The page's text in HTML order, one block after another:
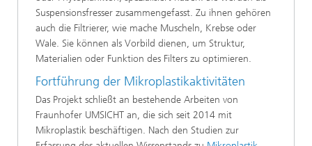
Suspensionsfresser zusammengefasst. Zu ihnen gehören
auch die Filtrierer, wie mache Muscheln, Krebse oder
Wale. Sie können als Vorbild dienen, um Struktur,
Materialien oder Funktion des Filters zu optimieren.
Fortführung der Mikroplastikaktivitäten
Das Projekt schließt an bestehende Arbeiten von
Fraunhofer UMSICHT an, die sich seit 2014 mit
Mikroplastik beschäftigen. Nach den Studien zur